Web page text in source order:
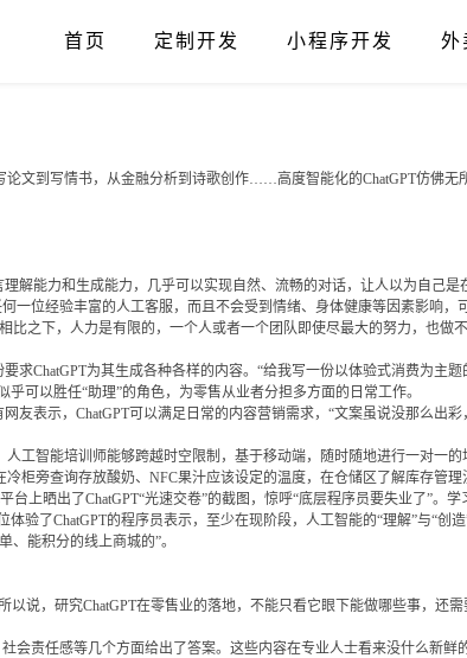
首页 定制开发 小程序开发 外
文到写情书，从金融分析到诗歌创作……高度智能化的ChatGPT仿佛无
解能力和生成能力，几乎可以实现自然、流畅的对话，让人以为自己
一位经验丰富的人工客服，而且不会受到情绪、身体健康等因素影响，
之下，人力是有限的，一个人或者一个团队即使尽最大的努力，也做
求ChatGPT为其生成各种各样的内容。“给我写一份以体验式消费为主
可以胜任“助理”的角色，为零售从业者分担多方面的日常工作。
表示，ChatGPT可以满足日常的内容营销需求，“文案虽说没那么出
工智能培训师能够跨越时空限制，基于移动端，随时随地进行一对一
柜旁查询存放酸奶、NFC果汁应该设定的温度，在仓储区了解库存管
上晒出了ChatGPT“光速交卷”的截图，惊呼“底层程序员要失业了”。
验了ChatGPT的程序员表示，至少在现阶段，人工智能的“理解”与“创
、能积分的线上商城的”。
说，研究ChatGPT在零售业的落地，不能只看它眼下能做哪些事，还
会责任感等几个方面给出了答案。这些内容在专业人士看来没什么新